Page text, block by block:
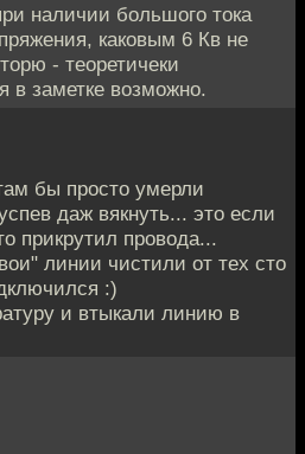
наличии большого тока
каковым 6 Кв не
- теоретичеки
в заметке возможно.
бы просто умерли
даж вякнуть... это если
прикрутил провода...
линии чистили от тех сто
:)
и втыкали линию в